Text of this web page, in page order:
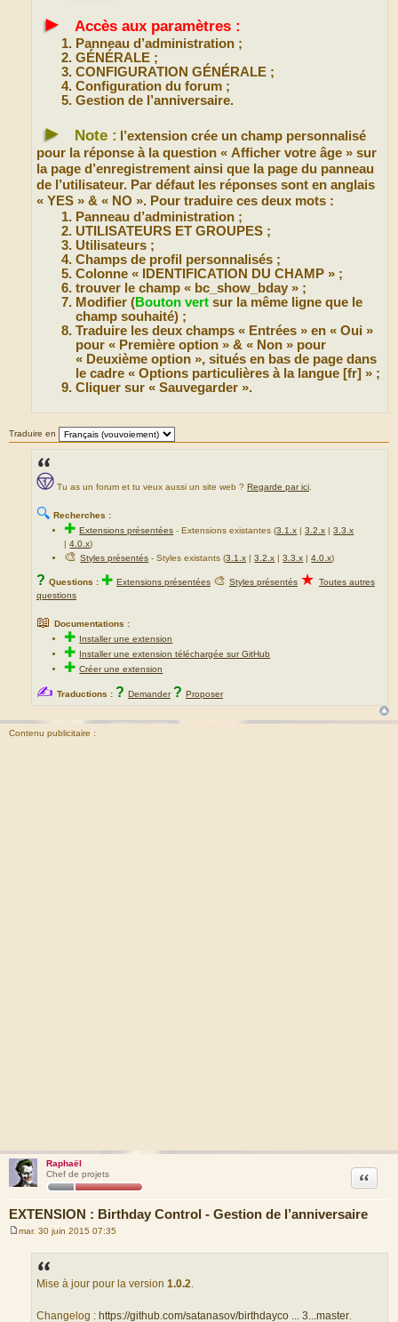
► Accès aux paramètres :
Panneau d’administration ;
GÉNÉRALE ;
CONFIGURATION GÉNÉRALE ;
Configuration du forum ;
Gestion de l’anniversaire.
► Note :
l’extension crée un champ personnalisé
pour la réponse à la question « Afficher votre âge » sur
la page d’enregistrement ainsi que la page du panneau
de l’utilisateur. Par défaut les réponses sont en anglais
« YES » & « NO ». Pour traduire ces deux mots :
Panneau d’administration ;
UTILISATEURS ET GROUPES ;
Utilisateurs ;
Champs de profil personnalisés ;
Colonne « IDENTIFICATION DU CHAMP » ;
trouver le champ « bc_show_bday » ;
Modifier (Bouton vert sur la même ligne que le
champ souhaité) ;
Traduire les deux champs « Entrées » en « Oui »
pour « Première option » & « Non » pour
« Deuxième option », situés en bas de page dans
le cadre « Options particulières à la langue [fr] » ;
Cliquer sur « Sauvegarder ».
Traduire en
Tu as un forum et tu veux aussi un site web ? Regarde par ici
🔍 Recherches :
✚Extensions présentées -Extensions existantes (3.1.x |3.2.x |3.3.x
|4.0.x)
🎨Styles présentés - Styles existants (3.1.x |3.2.x |3.3.x |4.0.x)
? Questions : ✚ Extensions présentées 🎨 Styles présentés ★ Toutes autres
questions
📖 Documentations :
✚ Installer une extension
✚ Installer une extension téléchargée sur GitHub
✚Créer une extension
✍ Traductions : ? Demander ? Proposer
Contenu publicitaire :
Raphaël
Chef de projets
EXTENSION : Birthday Control - Gestion de l’anniversaire
Citation
mar. 30 juin 2015 07:35
Mise à jour pour la version 1.0.2
Changelog : https://github.com/satanasov/birthdayco ... 3...master